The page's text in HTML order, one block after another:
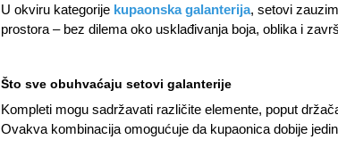
U okviru kategorije kupaonska galanterija, setovi
prostora – bez dilema oko usklađivanja boja, oblika i
Što sve obuhvaćaju setovi galanterije
Kompleti mogu sadržavati različite elemente, poput
Ovakva kombinacija omogućuje da kupaonica dobije